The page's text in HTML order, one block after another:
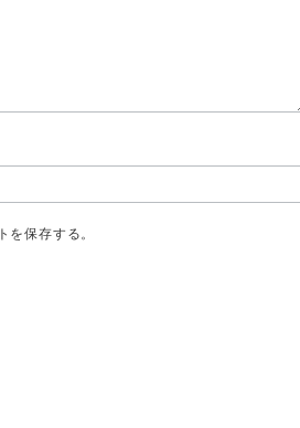
保存する。